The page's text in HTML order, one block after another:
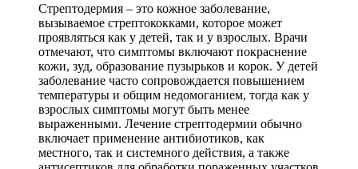
Стрептодермия – это кожное заболевание,
вызываемое стрептококками, которое может
проявляться как у детей, так и у взрослых. Врачи
отмечают, что симптомы включают покраснение
кожи, зуд, образование пузырьков и корок. У детей
заболевание часто сопровождается повышением
температуры и общим недомоганием, тогда как у
взрослых симптомы могут быть менее
выраженными. Лечение стрептодермии обычно
включает применение антибиотиков, как
местного, так и системного действия, а также